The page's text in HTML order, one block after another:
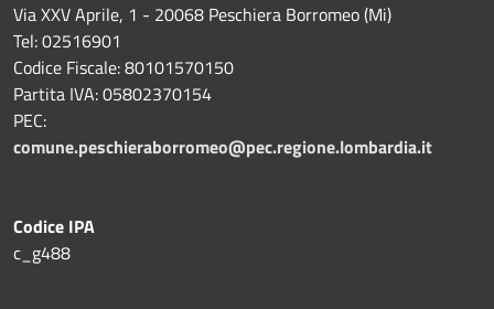
Via XXV Aprile, 1 - 20068 Peschiera Borromeo (Mi)
Tel: 02516901
Codice Fiscale: 80101570150
Partita IVA: 05802370154
PEC:
comune.peschieraborromeo@pec.regione.lombardia.it
Codice IPA
c_g488